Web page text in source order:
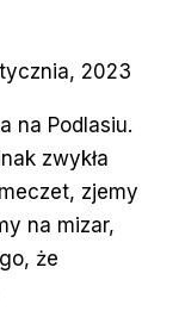
2023
na Podlasiu.
zwykła
zjemy
na mizar,
że